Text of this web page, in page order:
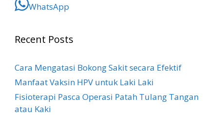
WhatsApp
Recent Posts
Cara Mengatasi Bokong Sakit​ secara Efektif
Manfaat Vaksin HPV untuk Laki Laki
Fisioterapi Pasca Operasi Patah Tulang Tangan
atau Kaki